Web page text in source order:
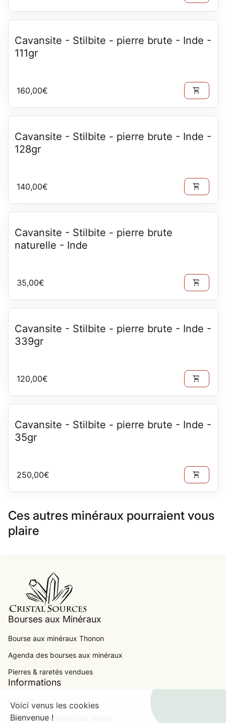
Cavansite - Stilbite - pierre brute - Inde -
111gr
Prix normal
160,00€ shopping_cart
Cavansite - Stilbite - pierre brute - Inde -
128gr
Prix normal
140,00€ shopping_cart
Cavansite - Stilbite - pierre brute
naturelle - Inde
Prix normal
35,00€ shopping_cart
Cavansite - Stilbite - pierre brute - Inde -
339gr
Prix normal
120,00€ shopping_cart
Cavansite - Stilbite - pierre brute - Inde -
35gr
Prix normal
250,00€ shopping_cart
Ces autres minéraux pourraient vous
plaire
Bourses aux Minéraux
Bourse aux minéraux Thonon
Agenda des bourses aux minéraux
Pierres & raretés vendues
Informations
Contact
Conditions Générales de Ventes
Voici venus les cookies
Bienvenue !